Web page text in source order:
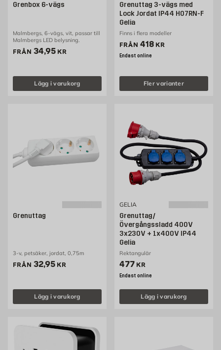
Grenbox 6-vägs
Malmbergs, 6-vägs, vit, passar till
Malmbergs LED belysning.
FRÅN Pris 34.95 kr
34,95 KR
Lägg i varukorg
Grenuttag 3-vägs med
Lock Jordat IP44 H07RN-F
Gelia
Finns i flera modeller
FRÅN Pris 418 kr
418 KR
Endast online
Fler varianter
Grenuttag
3-v, petsäker, jordat, 0,75m
FRÅN Pris 32.95 kr
32,95 KR
Lägg i varukorg
GELIA
Grenuttag/
Övergångssladd 400V
3x230V + 1x400V IP44
Gelia
Rektangulär
Pris 477 kr
477 KR
Endast online
Lägg i varukorg